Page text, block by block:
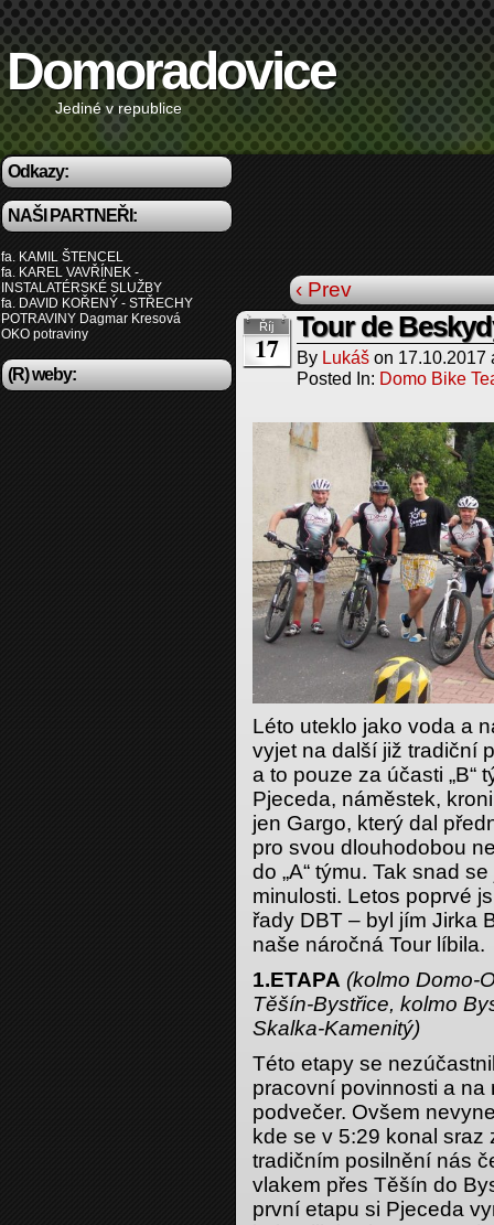
Domoradovice
Jediné v republice
Odkazy:
NAŠI PARTNEŘI:
fa. KAMIL ŠTENCEL
fa. KAREL VAVŘÍNEK -
INSTALATÉRSKÉ SLUŽBY
fa. DAVID KOŘENÝ - STŘECHY
POTRAVINY Dagmar Kresová
OKO potraviny
(R) weby:
‹ Prev
Říj
17
Tour de
By Lukáš on 17.10.2017
Posted In: Domo Bike
Léto uteklo jako voda a
vyjet na další již tradiční
a to pouze za účasti „B“
Pjeceda, náměstek,
jen Gargo, který dal
pro svou dlouhodobou
do „A“ týmu. Tak snad
minulosti. Letos poprvé
řady DBT – byl jím Jirka
naše náročná Tour líbila.
1.ETAPA (kolmo Domo-
Těšín-Bystřice, kolmo
Skalka-Kamenitý)
Této etapy se
pracovní povinnosti a
podvečer. Ovšem
kde se v 5:29 konal
tradičním posilnění nás
vlakem přes Těšín do
první etapu si Pjeceda